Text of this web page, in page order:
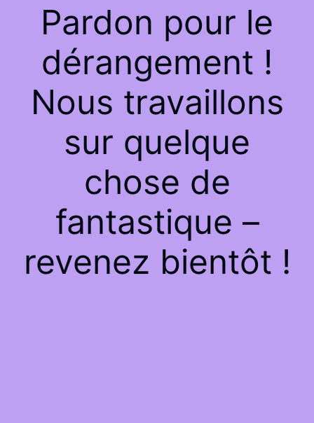
Pardon pour le
dérangement !
Nous travaillons
sur quelque
chose de
fantastique –
revenez bientôt !